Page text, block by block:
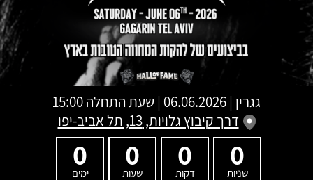
גגרין | 06.06.2026 | שעת התחלה 15:00
דרך קיבוץ גלויות, 13, תל אביב-יפו
0
שניות
0
דקות
0
שעות
0
ימים